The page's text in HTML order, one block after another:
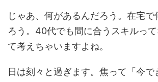
じゃあ、何があるんだろう。在宅
ろう。40代でも間に合うスキルっ
て考えちゃいますよね。
日は刻々と過ぎます。焦って「今で